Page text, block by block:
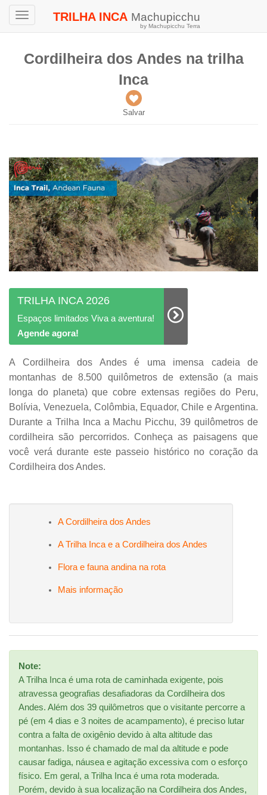
Toggle
TRILHA INCA Machupicchu
by Machupicchu Terra
Cordilheira dos Andes na trilha
Inca
Salvar
TRILHA INCA 2026
Espaços limitados Viva a aventura!
Agende agora!
A Cordilheira dos Andes é uma imensa cadeia de
montanhas de 8.500 quilômetros de extensão (a mais
longa do planeta) que cobre extensas regiões do Peru,
Bolívia, Venezuela, Colômbia, Equador, Chile e Argentina.
Durante a Trilha Inca a Machu Picchu, 39 quilômetros de
cordilheira são percorridos. Conheça as paisagens que
você verá durante este passeio histórico no coração da
Cordilheira dos Andes.
A Cordilheira dos Andes
A Trilha Inca e a Cordilheira dos Andes
Flora e fauna andina na rota
Mais informação
Note:
A Trilha Inca é uma rota de caminhada exigente, pois
atravessa geografias desafiadoras da Cordilheira dos
Andes. Além dos 39 quilômetros que o visitante percorre a
pé (em 4 dias e 3 noites de acampamento), é preciso lutar
contra a falta de oxigênio devido à alta altitude das
montanhas. Isso é chamado de mal da altitude e pode
causar fadiga, náusea e agitação excessiva com o esforço
físico. Em geral, a Trilha Inca é uma rota moderada.
Porém, devido à sua localização na Cordilheira dos Andes,